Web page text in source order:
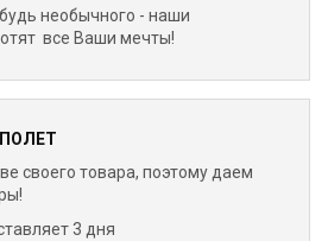
необычного - наши
все Ваши мечты!
своего товара, поэтому даем
3 дня